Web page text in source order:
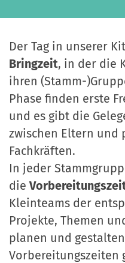
Der Tag in unserer
Bringzeit, in der die
ihren (Stamm-
Phase finden erste
und es gibt die
zwischen Eltern und
Fachkräften.
In jeder
die
Kleinteams der
Projekte, Themen
planen und
Vorbereitungszeiten